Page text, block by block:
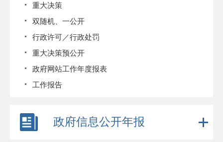
重大决策
双随机、一公开
行政许可／行政处罚
重大决策预公开
政府网站工作年度报表
工作报告
政府信息公开年报